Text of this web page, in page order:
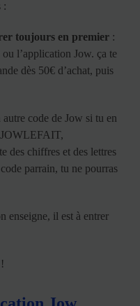
:
toujours en premier :
l’application Jow. ça te
dès 50€ d’achat, puis
code de Jow si tu en
des chiffres et des lettres
parrain, tu ne pourras
enseigne, il est à entrer